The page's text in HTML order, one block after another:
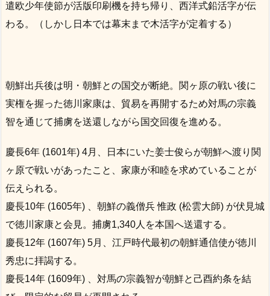
遣欧少年使節が活版印刷機を持ち帰り、西洋式鉛活字が伝
わる。（しかし日本では幕末まで木活字が定着する）
朝鮮出兵後は明・朝鮮との国交が断絶。関ヶ原の戦い後に
実権を握った徳川家康は、貿易を再開するため対馬の宗義
智を通じて捕虜を送還しながら国交回復を進める。
慶長6年 (1601年) 4月、日本にいた姜士俊らが朝鮮へ渡り関
ヶ原で戦いがあったこと、家康が和睦を求めていることが
伝えられる。
慶長10年 (1605年) 、朝鮮の義僧兵 惟政 (松雲大師) が伏見城
で徳川家康と会見。捕虜1,340人を本国へ送還する。
慶長12年 (1607年) 5月、江戸時代最初の朝鮮通信使が徳川
秀忠に拝謁する。
慶長14年 (1609年) 、対馬の宗義智が朝鮮と己酉約条を結